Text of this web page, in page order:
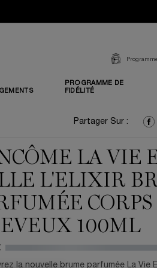
PROGRAMME DE
FIDÉLITÉ
Partager Sur :
LA VIE
L'ELIXIR
100ML
la nouvelle brume parfumée La Vie